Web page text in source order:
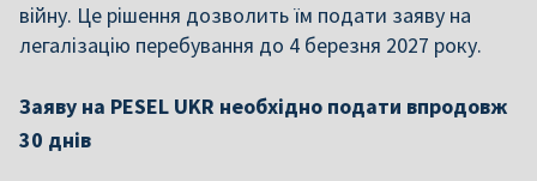
війну. Це рішення дозволить їм подати заяву на
легалізацію перебування до 4 березня 2027 року.
Заяву на PESEL UKR необхідно подати впродовж
30 днів